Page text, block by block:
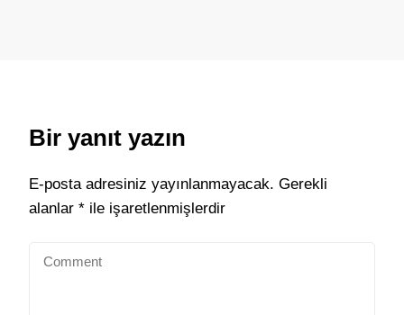
Bir yanıt yazın
E-posta adresiniz yayınlanmayacak. Gerekli
alanlar * ile işaretlenmişlerdir